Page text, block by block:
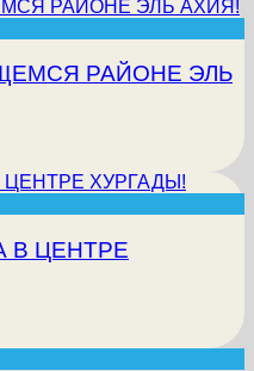
РАЙОНЕ ЭЛЬ
В ЦЕНТРЕ